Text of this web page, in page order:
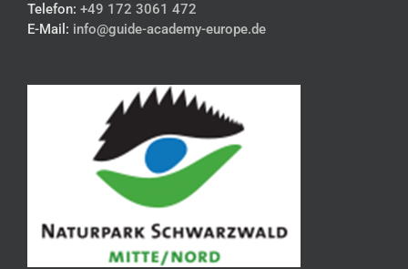
Telefon: +49 172 3061 472
E-Mail: info@guide-academy-europe.de